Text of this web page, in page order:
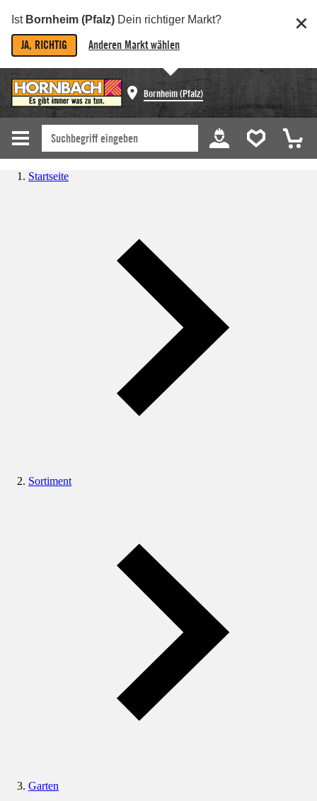
Ist Bornheim (Pfalz) Dein richtiger Markt?
JA, RICHTIG Anderen Markt wählen
Bornheim (Pfalz)
Startseite
Sortiment
Garten